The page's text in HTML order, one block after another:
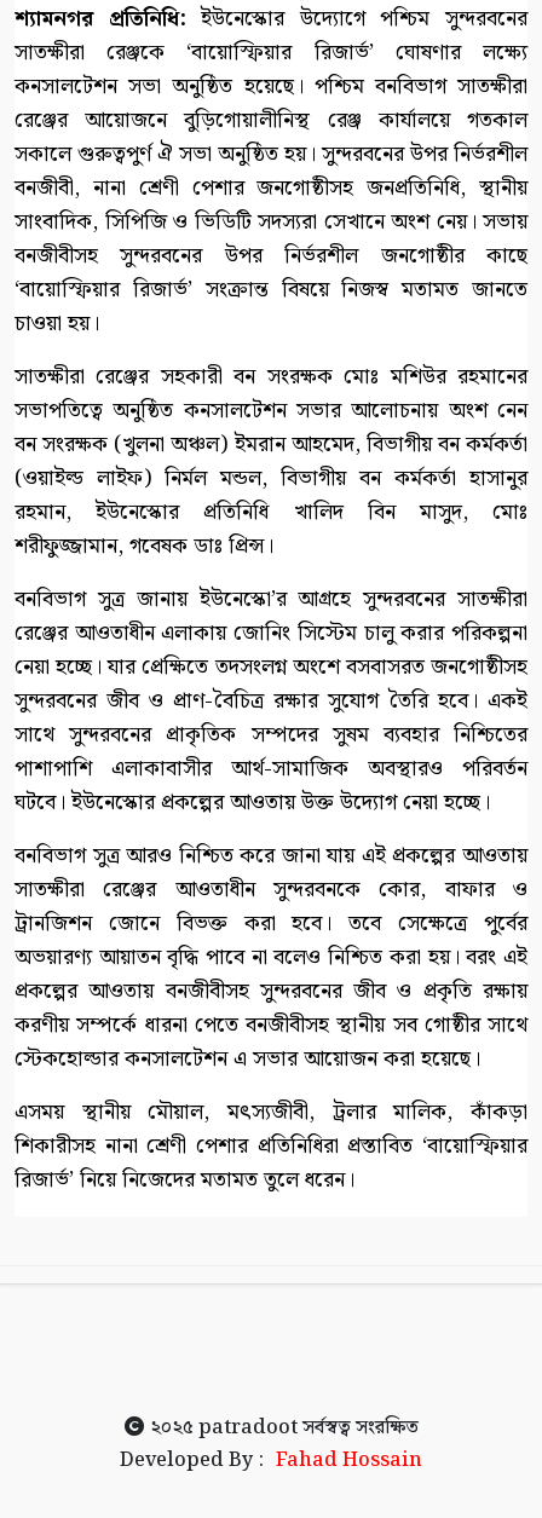
শ্যামনগর প্রতিনিধি: ইউনেস্কোর উদ্যোগে পশ্চিম সুন্দরবনের
সাতক্ষীরা রেঞ্জকে ‘বায়োস্ফিয়ার রিজার্ভ’ ঘোষণার লক্ষ্যে
কনসালটেশন সভা অনুষ্ঠিত হয়েছে। পশ্চিম বনবিভাগ সাতক্ষীরা
রেঞ্জের আয়োজনে বুড়িগোয়ালীনিস্থ রেঞ্জ কার্যালয়ে গতকাল
সকালে গুরুত্বপুর্ণ ঐ সভা অনুষ্ঠিত হয়। সুন্দরবনের উপর নির্ভরশীল
বনজীবী, নানা শ্রেণী পেশার জনগোষ্ঠীসহ জনপ্রতিনিধি, স্থানীয়
সাংবাদিক, সিপিজি ও ভিডিটি সদস্যরা সেখানে অংশ নেয়। সভায়
বনজীবীসহ সুন্দরবনের উপর নির্ভরশীল জনগোষ্ঠীর কাছে
‘বায়োস্ফিয়ার রিজার্ভ’ সংক্রান্ত বিষয়ে নিজস্ব মতামত জানতে
চাওয়া হয়।
সাতক্ষীরা রেঞ্জের সহকারী বন সংরক্ষক মোঃ মশিউর রহমানের
সভাপতিত্বে অনুষ্ঠিত কনসালটেশন সভার আলোচনায় অংশ নেন
বন সংরক্ষক (খুলনা অঞ্চল) ইমরান আহমেদ, বিভাগীয় বন কর্মকর্তা
(ওয়াইল্ড লাইফ) নির্মল মন্ডল, বিভাগীয় বন কর্মকর্তা হাসানুর
রহমান, ইউনেস্কোর প্রতিনিধি খালিদ বিন মাসুদ, মোঃ
শরীফুজ্জামান, গবেষক ডাঃ প্রিন্স।
বনবিভাগ সুত্র জানায় ইউনেস্কো’র আগ্রহে সুন্দরবনের সাতক্ষীরা
রেঞ্জের আওতাধীন এলাকায় জোনিং সিস্টেম চালু করার পরিকল্পনা
নেয়া হচ্ছে। যার প্রেক্ষিতে তদসংলগ্ন অংশে বসবাসরত জনগোষ্ঠীসহ
সুন্দরবনের জীব ও প্রাণ-বৈচিত্র রক্ষার সুযোগ তৈরি হবে। একই
সাথে সুন্দরবনের প্রাকৃতিক সম্পদের সুষম ব্যবহার নিশ্চিতের
পাশাপাশি এলাকাবাসীর আর্থ-সামাজিক অবস্থারও পরিবর্তন
ঘটবে। ইউনেস্কোর প্রকল্পের আওতায় উক্ত উদ্যোগ নেয়া হচ্ছে।
বনবিভাগ সুত্র আরও নিশ্চিত করে জানা যায় এই প্রকল্পের আওতায়
সাতক্ষীরা রেঞ্জের আওতাধীন সুন্দরবনকে কোর, বাফার ও
ট্রানজিশন জোনে বিভক্ত করা হবে। তবে সেক্ষেত্রে পুর্বের
অভয়ারণ্য আয়াতন বৃদ্ধি পাবে না বলেও নিশ্চিত করা হয়। বরং এই
প্রকল্পের আওতায় বনজীবীসহ সুন্দরবনের জীব ও প্রকৃতি রক্ষায়
করণীয় সম্পর্কে ধারনা পেতে বনজীবীসহ স্থানীয় সব গোষ্ঠীর সাথে
স্টেকহোল্ডার কনসালটেশন এ সভার আয়োজন করা হয়েছে।
এসময় স্থানীয় মৌয়াল, মৎস্যজীবী, ট্রলার মালিক, কাঁকড়া
শিকারীসহ নানা শ্রেণী পেশার প্রতিনিধিরা প্রস্তাবিত ‘বায়োস্ফিয়ার
রিজার্ভ’ নিয়ে নিজেদের মতামত তুলে ধরেন।
২০২৫ patradootসর্বস্বত্ব সংরক্ষিত
Developed By : Fahad Hossain